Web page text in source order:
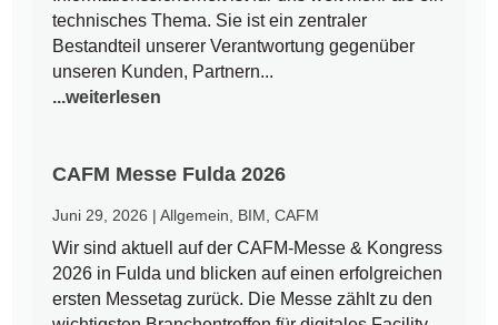
technisches Thema. Sie ist ein zentraler
Bestandteil unserer Verantwortung gegenüber
unseren Kunden, Partnern...
...weiterlesen
CAFM Messe Fulda 2026
Juni 29, 2026 |Allgemein BIM ,CAFM
Wir sind aktuell auf der CAFM-Messe & Kongress
2026 in Fulda und blicken auf einen erfolgreichen
ersten Messetag zurück. Die Messe zählt zu den